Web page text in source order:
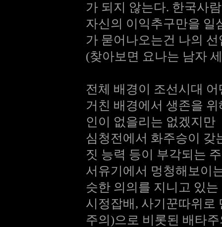
가 되지 않는다. 한국사
자신의 이익추구만을 일
가 묻어나오는건 나의
(찾아보면 요나는 남자
전체 배경이 조선시대
거친 배경에서 생존을
인이 없을리는 없겠지만
심청전에서 화주승이 갖
짓 능력 등이 부각되는
서유기에서 멍청해보이
슷한 의의를 지니고 있
시정잡배, 사기꾼따위로
주의)으로 비롯된 배타